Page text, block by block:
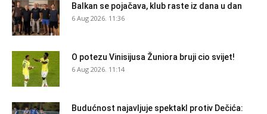
Balkan se pojačava, klub raste iz dana u dan
6 Aug 2026. 11:36
O potezu Vinisijusa Žuniora bruji cio svijet!
6 Aug 2026. 11:14
Budućnost najavljuje spektakl protiv Dečića: